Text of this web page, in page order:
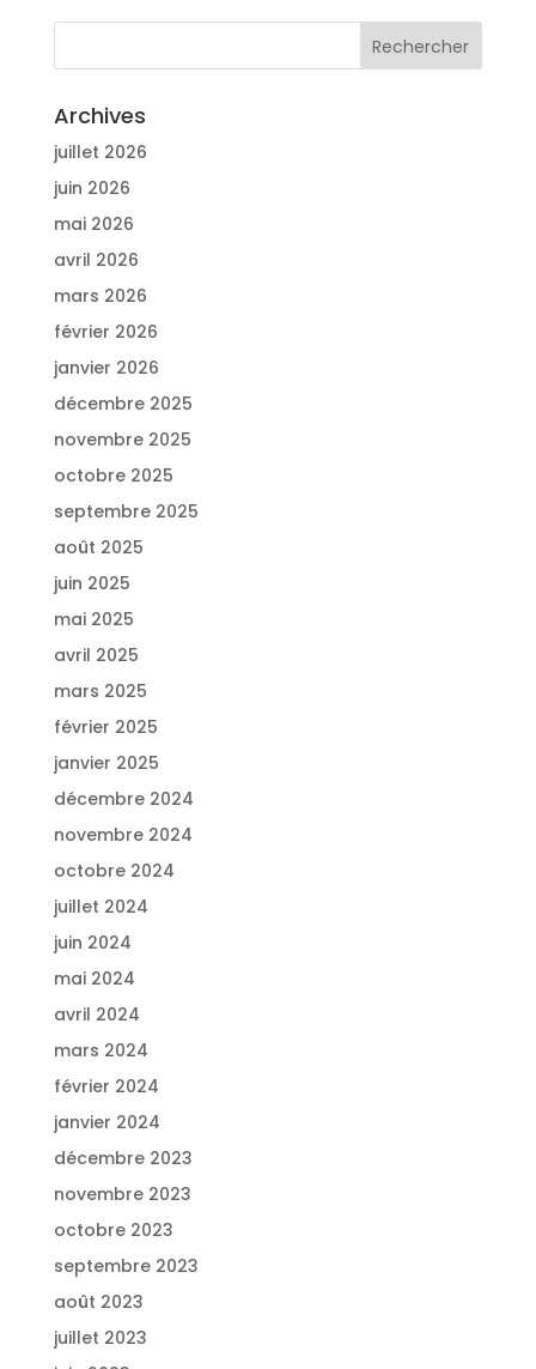
Archives
juillet 2026
juin 2026
mai 2026
avril 2026
mars 2026
février 2026
janvier 2026
décembre 2025
novembre 2025
octobre 2025
septembre 2025
août 2025
juin 2025
mai 2025
avril 2025
mars 2025
février 2025
janvier 2025
décembre 2024
novembre 2024
octobre 2024
juillet 2024
juin 2024
mai 2024
avril 2024
mars 2024
février 2024
janvier 2024
décembre 2023
novembre 2023
octobre 2023
septembre 2023
août 2023
juillet 2023